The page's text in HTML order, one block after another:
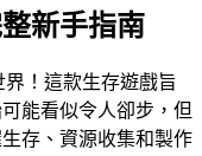
新手指南
界！這款生存遊戲旨
能看似令人卻步，但
存、資源收集和製作